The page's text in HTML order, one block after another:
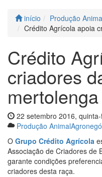
início
Produção
Crédito Agrícola apoia
Crédito
criadores
mertolenga
22 setembro 2016,
Produção Animal
O Grupo Crédito Agrícola
Associação de Criadores de
garante condições
criadores desta raça.